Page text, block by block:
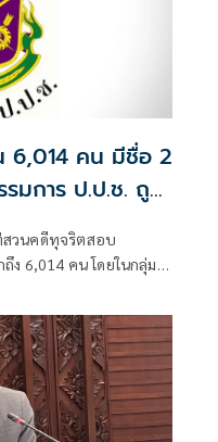
6,014 คน มีชื่อ 2
มการ ป.ป.ช. ถูก
สวนคดีทุจริตสอบ
ง 6,014 คน โดยในกลุ่มผู้
ะห์ ที่ดำรงตำแหน่งอธิบดี
29 ก.ค.-11 พ.ย. 2568